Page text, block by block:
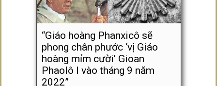
“Giáo hoàng Phanxicô sẽ
phong chân phước ‘vị Giáo
hoàng mỉm cười’ Gioan
Phaolô I vào tháng 9 năm
2022”